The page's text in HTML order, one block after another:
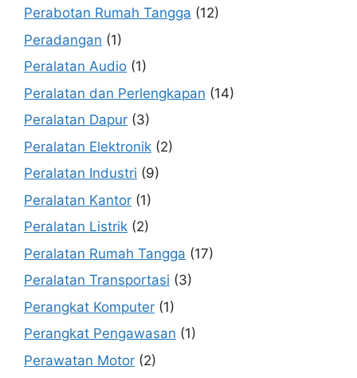
Perabotan Rumah Tangga (12)
Peradangan (1)
Peralatan Audio (1)
Peralatan dan Perlengkapan (14)
Peralatan Dapur (3)
Peralatan Elektronik (2)
Peralatan Industri (9)
Peralatan Kantor (1)
Peralatan Listrik (2)
Peralatan Rumah Tangga (17)
Peralatan Transportasi (3)
Perangkat Komputer (1)
Perangkat Pengawasan (1)
Perawatan Motor (2)